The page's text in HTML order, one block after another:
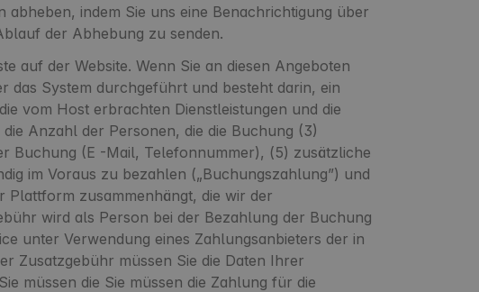
indem Sie uns eine Benachrichtigung über
der Abhebung zu senden.
auf der Website. Wenn Sie an diesen Angeboten
das System durchgeführt und besteht darin, ein
vom Host erbrachten Dienstleistungen und die
Anzahl der Personen, die die Buchung (3)
Buchung (E -Mail, Telefonnummer), (5) zusätzliche
im Voraus zu bezahlen („Buchungszahlung”) und
Plattform zusammenhängt, die wir der
wird als Person bei der Bezahlung der Buchung
unter Verwendung eines Zahlungsanbieters der in
Zusatzgebühr müssen Sie die Daten Ihrer
müssen die Sie müssen die Zahlung für die